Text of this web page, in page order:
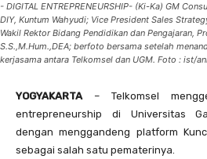
- DIGITAL ENTREPRENEURSHIP- (Ki-Ka) GM
DIY, Kuntum Wahyudi; Vice President Sales
Wakil Rektor Bidang Pendidikan dan Pengajaran,
S.S.,M.Hum.,DEA; berfoto bersama setelah
kerjasama antara Telkomsel dan UGM. Foto : ist/
YOGYAKARTA– Telkomsel
entrepreneurship di Universitas
dengan menggandeng platform
sebagai salah satu pematerinya.